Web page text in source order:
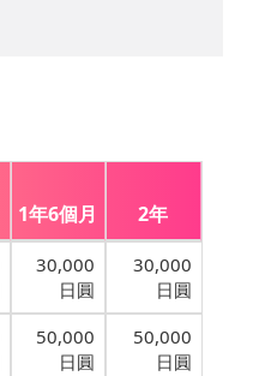
1年6個月 2年
30,000
日圓
30,000
日圓
50,000
日圓
50,000
日圓